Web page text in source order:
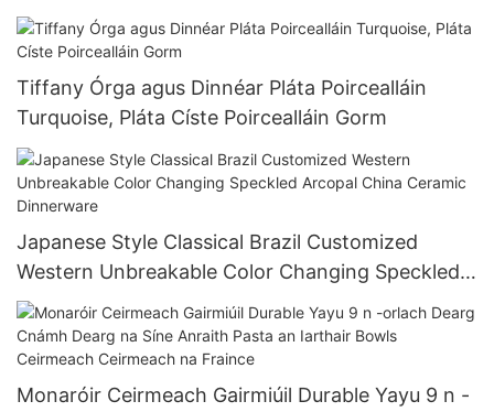
Tiffany Órga agus Dinnéar Pláta Poircealláin
Turquoise, Pláta Císte Poircealláin Gorm
Japanese Style Classical Brazil Customized
Western Unbreakable Color Changing Speckled
Arcopal China Ceramic Dinnerware
Monaróir Ceirmeach Gairmiúil Durable Yayu 9 n -